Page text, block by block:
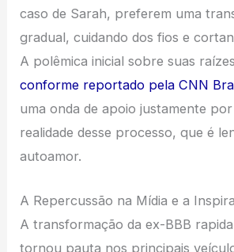
caso de Sarah, preferem uma
gradual, cuidando dos fios e
A polêmica inicial sobre suas
conforme reportado pela CNN
uma onda de apoio justamente
realidade desse processo, que é
autoamor.
A Repercussão na Mídia e a
A transformação da ex-BBB
tornou pauta nos principais